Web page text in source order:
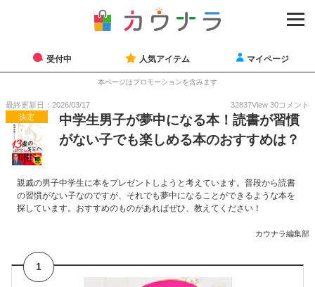
受付中 人気アイテム マイページ
本ページはプロモーションを含みます
最終更新日：2026/03/17 32837View 30コメント
決定
中学生男子が夢中になる本！読書が習慣
がない子でも楽しめる本のおすすめは？
親戚の男子中学生に本をプレゼントしようと考えています。普段から読書
の習慣がない子なのですが、それでも夢中になることができるような本を
探しています。おすすめのものがあればぜひ、教えてください！
カウナラ編集部
1